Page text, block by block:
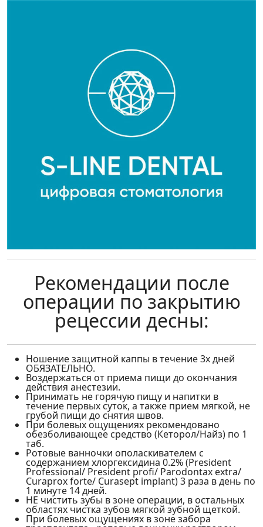
Рекомендации после
операции по закрытию
рецессии десны:
Ношение защитной каппы в течение 3х дней
ОБЯЗАТЕЛЬНО.
Воздержаться от приема пищи до окончания
действия анестезии.
Принимать не горячую пищу и напитки в
течение первых суток, а также прием мягкой, не
грубой пищи до снятия швов.
При болевых ощущениях рекомендовано
обезболивающее средство (Кеторол/Найз) по 1
таб.
Ротовые ванночки ополаскивателем с
содержанием хлоргексидина 0.2% (President
Professional/ President profi/ Parodontax extra/
Curaprox forte/ Curasept implant) 3 раза в день по
1 минуте 14 дней.
НЕ чистить зубы в зоне операции, в остальных
областях чистка зубов мягкой зубной щеткой.
При болевых ощущениях в зоне забора